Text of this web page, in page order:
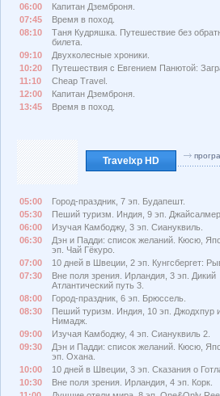
06:00
Капитан Дземброня.
07:45
Время в поход.
08:10
Таня Кудряшка. Путешествие без
билета.
09:10
Двухколесные хроники.
10:20
Путешествия с Евгением Панютой:
11:10
Cheap Travel.
12:00
Капитан Дземброня.
13:45
Время в поход.
Travelxp HD
05:00
Город-праздник, 7 эп. Будапешт.
05:30
Пеший туризм. Индия, 9 эп. Джайсалмер.
06:00
Изучая Камбоджу, 3 эп. Сиануквиль.
06:30
Дэн и Падди: список желаний. Кюсю,
эп. Чай Гёкуро.
07:00
10 дней в Швеции, 2 эп. Кунгсбергет:
07:30
Вне поля зрения. Ирландия, 3 эп. Дикий
Атлантический путь 3.
08:00
Город-праздник, 6 эп. Брюссель.
08:30
Пеший туризм. Индия, 10 эп. Джодхпур
Нимадж.
09:00
Изучая Камбоджу, 4 эп. Сиануквиль 2.
09:30
Дэн и Падди: список желаний. Кюсю,
эп. Охана.
10:00
10 дней в Швеции, 3 эп. Сказания о
10:30
Вне поля зрения. Ирландия, 4 эп. Корк.